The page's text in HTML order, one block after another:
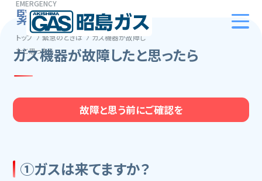
EMERGENCY
緊急のときは
トップ 緊急のときは
ガス機器が故障し
たと思ったら
ガス機器が故障したと思ったら
故障と思う前にご確認を
①ガスは来てますか？